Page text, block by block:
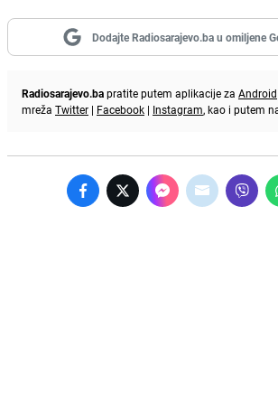
Dodajte Radiosarajevo.ba u omiljene
Radiosarajevo.bapratite putem aplikacije za Android
mreža Twitter | Facebook | Instagram, kao i putem